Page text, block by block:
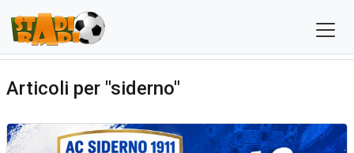
Articoli per "siderno"